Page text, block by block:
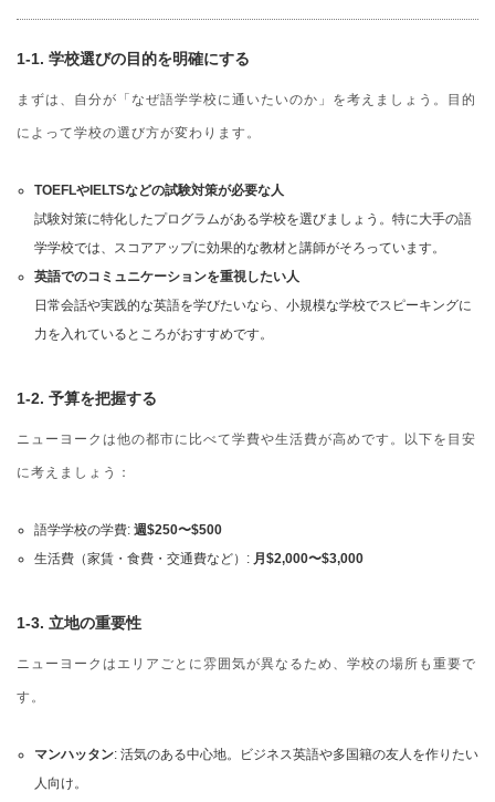
1-1. 学校選びの目的を明確にする
まずは、自分が「なぜ語学学校に通いたいのか」を考えましょう。目的
によって学校の選び方が変わります。
TOEFLやIELTSなどの試験対策が必要な人
試験対策に特化したプログラムがある学校を選びましょう。特に大手の語
学学校では、スコアアップに効果的な教材と講師がそろっています。
英語でのコミュニケーションを重視したい人
日常会話や実践的な英語を学びたいなら、小規模な学校でスピーキングに
力を入れているところがおすすめです。
1-2. 予算を把握する
ニューヨークは他の都市に比べて学費や生活費が高めです。以下を目安
に考えましょう：
語学学校の学費: 週$250〜$500
生活費（家賃・食費・交通費など）: 月$2,000〜$3,000
1-3. 立地の重要性
ニューヨークはエリアごとに雰囲気が異なるため、学校の場所も重要で
す。
マンハッタン: 活気のある中心地。ビジネス英語や多国籍の友人を作りたい
人向け。